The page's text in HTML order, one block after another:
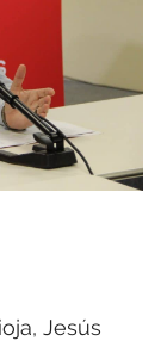
Jesús